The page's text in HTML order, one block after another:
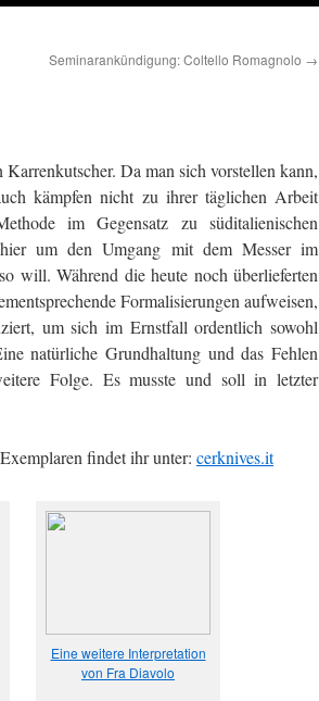
Seminarankündigung: Coltello Romagnolo →
Da man sich vorstellen kann,
kämpfen nicht zu ihrer täglichen Arbeit
im Gegensatz zu süditalienischen
um den Umgang mit dem Messer im
will. Während die heute noch überlieferten
Formalisierungen aufweisen,
um sich im Ernstfall ordentlich sowohl
natürliche Grundhaltung und das Fehlen
Folge. Es musste und soll in letzter
findet ihr unter: cerknives.it
Eine weitere Interpretation
von Fra Diavolo